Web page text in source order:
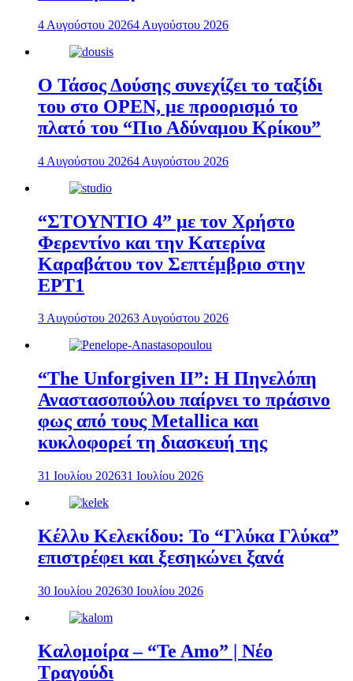
4 Αυγούστου 20264 Αυγούστου 2026
Ο Τάσος Δούσης συνεχίζει το ταξίδι
του στο OPEN, με προορισμό το
πλατό του “Πιο Αδύναμου Κρίκου”
4 Αυγούστου 20264 Αυγούστου 2026
“ΣΤΟΥΝΤΙΟ 4” με τον Χρήστο
Φερεντίνο και την Κατερίνα
Καραβάτου τον Σεπτέμβριο στην
ΕΡΤ1
3 Αυγούστου 20263 Αυγούστου 2026
“The Unforgiven II”: Η Πηνελόπη
Αναστασοπούλου παίρνει το πράσινο
φως από τους Metallica και
κυκλοφορεί τη διασκευή της
31 Ιουλίου 202631 Ιουλίου 2026
Κέλλυ Κελεκίδου: Το “Γλύκα Γλύκα”
επιστρέφει και ξεσηκώνει ξανά
30 Ιουλίου 202630 Ιουλίου 2026
Καλομοίρα – “Te Amo” | Νέο
Τραγούδι